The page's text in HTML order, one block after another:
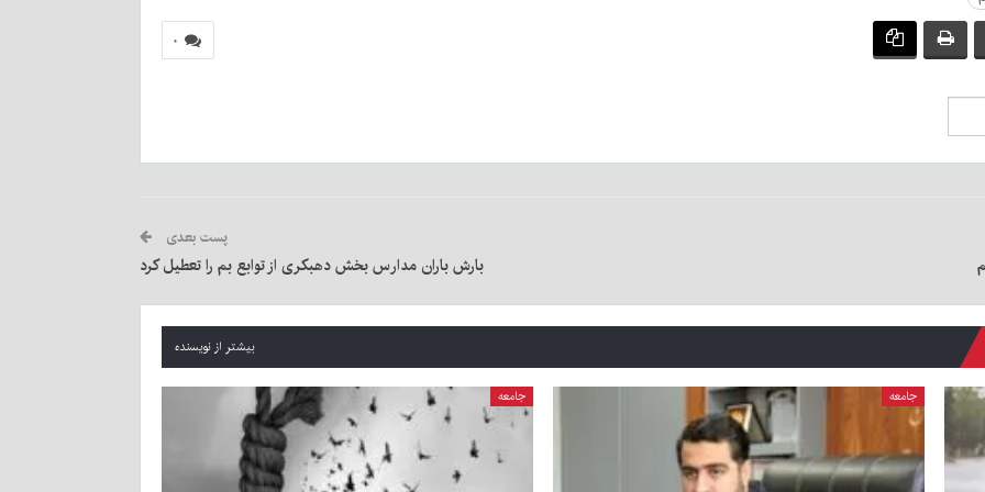
۰
پست بعدی
بارش باران مدارس بخش دهبکری از توابع بم را تعطیل کرد
بیشتر از نویسنده
جامعه جامعه